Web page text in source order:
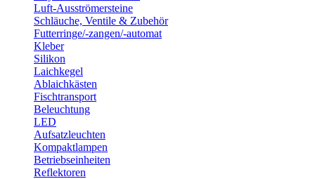
Luft-Ausströmersteine
Schläuche, Ventile & Zubehör
Futterringe/-zangen/-automat
Kleber
Silikon
Laichkegel
Ablaichkästen
Fischtransport
Beleuchtung
LED
Aufsatzleuchten
Kompaktlampen
Betriebseinheiten
Reflektoren